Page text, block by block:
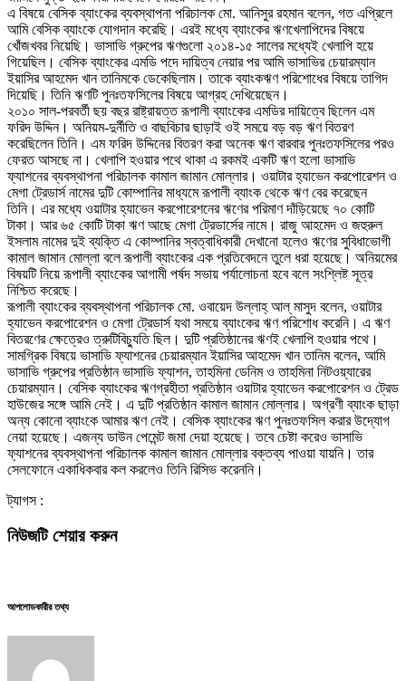
এ বিষয়ে বেসিক ব্যাংকের ব্যবস্থাপনা পরিচালক মো. আনিসুর রহমান বলেন, গত এপ্রিলে
আমি বেসিক ব্যাংকে যোগদান করেছি। এরই মধ্যে ব্যাংকের ঋণখেলাপিদের বিষয়ে
খোঁজখবর নিয়েছি। ভাসাভি গ্রুপের ঋণগুলো ২০১৪-১৫ সালের মধ্যেই খেলাপি হয়ে
গিয়েছিল। বেসিক ব্যাংকের এমডি পদে দায়িত্ব নেয়ার পর আমি ভাসাভির চেয়ারম্যান
ইয়াসির আহমেদ খান তানিমকে ডেকেছিলাম। তাকে ব্যাংকঋণ পরিশোধের বিষয়ে তাগিদ
দিয়েছি। তিনি ঋণটি পুনঃতফসিলের বিষয়ে আগ্রহ দেখিয়েছেন।
২০১০ সাল-পরবর্তী ছয় বছর রাষ্ট্রায়ত্ত রূপালী ব্যাংকের এমডির দায়িত্বে ছিলেন এম
ফরিদ উদ্দিন। অনিয়ম-দুর্নীতি ও বাছবিচার ছাড়াই ওই সময়ে বড় বড় ঋণ বিতরণ
করেছিলেন তিনি। এম ফরিদ উদ্দিনের বিতরণ করা অনেক ঋণ বারবার পুনঃতফসিলের পরও
ফেরত আসছে না। খেলাপি হওয়ার পথে থাকা এ রকমই একটি ঋণ হলো ভাসাভি
ফ্যাশনের ব্যবস্থাপনা পরিচালক কামাল জামান মোল্লার। ওয়াটার হ্যাভেন করপোরেশন ও
মেগা ট্রেডার্স নামের দুটি কোম্পানির মাধ্যমে রূপালী ব্যাংক থেকে ঋণ বের করেছেন
তিনি। এর মধ্যে ওয়াটার হ্যাভেন করপোরেশনের ঋণের পরিমাণ দাঁড়িয়েছে ৭০ কোটি
টাকা। আর ৬৫ কোটি টাকা ঋণ আছে মেগা ট্রেডার্সের নামে। রাজু আহমেদ ও জহুরুল
ইসলাম নামের দুই ব্যক্তি এ কোম্পানির স্বত্বাধিকারী দেখানো হলেও ঋণের সুবিধাভোগী
কামাল জামান মোল্লা বলে রূপালী ব্যাংকের এক প্রতিবেদনে তুলে ধরা হয়েছে। অনিয়মের
বিষয়টি নিয়ে রূপালী ব্যাংকের আগামী পর্ষদ সভায় পর্যালোচনা হবে বলে সংশ্লিষ্ট সূত্র
নিশ্চিত করেছে।
রূপালী ব্যাংকের ব্যবস্থাপনা পরিচালক মো. ওবায়েদ উল্লাহ্ আল্ মাসুদ বলেন, ওয়াটার
হ্যাভেন করপোরেশন ও মেগা ট্রেডার্স যথা সময়ে ব্যাংকের ঋণ পরিশোধ করেনি। এ ঋণ
বিতরণের ক্ষেত্রেও ত্রুটিবিচ্যুতি ছিল। দুটি প্রতিষ্ঠানের ঋণই খেলাপি হওয়ার পথে।
সামগ্রিক বিষয়ে ভাসাভি ফ্যাশনের চেয়ারম্যান ইয়াসির আহমেদ খান তানিম বলেন, আমি
ভাসাভি গ্রুপের প্রতিষ্ঠান ভাসাভি ফ্যাশন, তাহমিনা ডেনিম ও তাহমিনা নিটওয়্যারের
চেয়ারম্যান। বেসিক ব্যাংকের ঋণগ্রহীতা প্রতিষ্ঠান ওয়াটার হ্যাভেন করপোরেশন ও ট্রেড
হাউজের সঙ্গে আমি নেই। এ দুটি প্রতিষ্ঠান কামাল জামান মোল্লার। অগ্রণী ব্যাংক ছাড়া
অন্য কোনো ব্যাংকে আমার ঋণ নেই। বেসিক ব্যাংকের ঋণ পুনঃতফসিল করার উদ্যোগ
নেয়া হয়েছে। এজন্য ডাউন পেমেন্ট জমা দেয়া হয়েছে। তবে চেষ্টা করেও ভাসাভি
ফ্যাশনের ব্যবস্থাপনা পরিচালক কামাল জামান মোল্লার বক্তব্য পাওয়া যায়নি। তার
সেলফোনে একাধিকবার কল করলেও তিনি রিসিভ করেননি।
ট্যাগস :
নিউজটি শেয়ার করুন
আপলোডকারীর তথ্য